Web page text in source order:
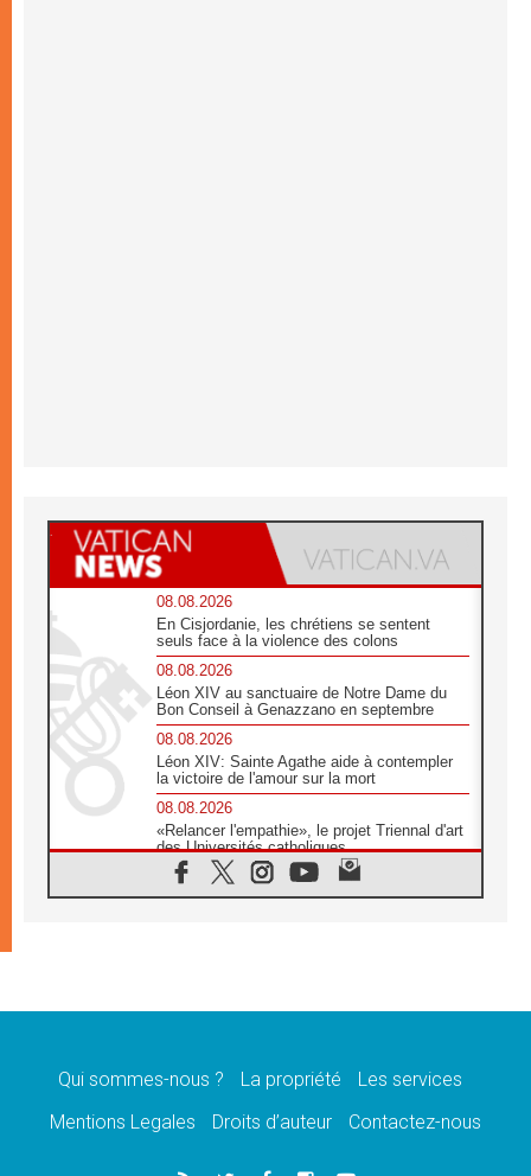
08.08.2026
En Cisjordanie, les chrétiens se sentent
seuls face à la violence des colons
08.08.2026
Léon XIV au sanctuaire de Notre Dame du
Bon Conseil à Genazzano en septembre
08.08.2026
Léon XIV: Sainte Agathe aide à contempler
la victoire de l'amour sur la mort
08.08.2026
«Relancer l'empathie», le projet Triennal d'art
des Universités catholiques
08.08.2026
Signis 2026, donner la parole aux religieuses
07.08.2026
07.08.2026
de l'Assomption et mémoire nationale
Qui sommes-nous ? La propriété
Les services
Mentions Legales
Droits d’auteur Contactez-nous